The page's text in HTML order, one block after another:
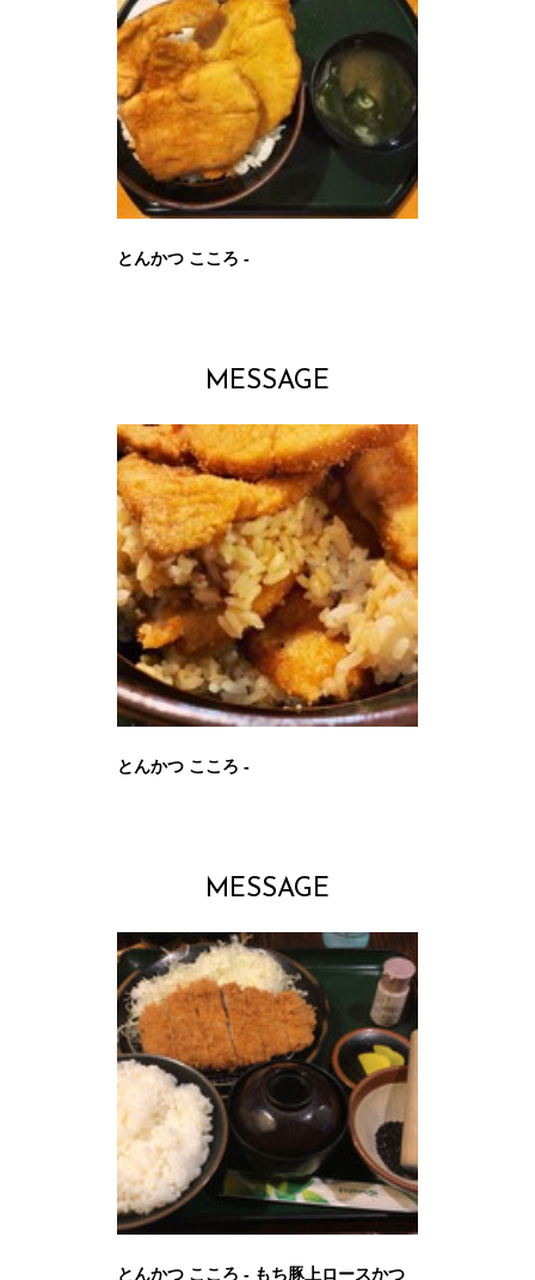
とんかつ こころ -
MESSAGE
とんかつ こころ -
MESSAGE
とんかつ こころ - もち豚上ロースかつ